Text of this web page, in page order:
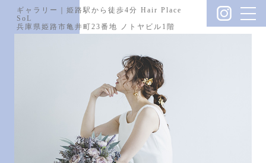
ギャラリー｜姫路駅から徒歩4分 Hair Place
SoL
兵庫県姫路市亀井町23番地 ノトヤビル1階